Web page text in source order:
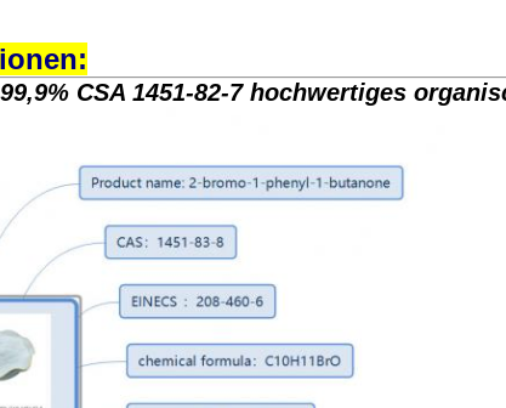
CSA 1451-82-7 hochwertiges